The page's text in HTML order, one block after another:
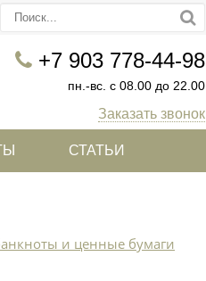
+7 903 778-44-98
пн.-вс. с 08.00 до 22.00
Заказать звонок
СТАТЬИ
и ценные бумаги